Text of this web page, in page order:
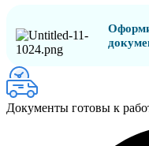
Документы готовы к